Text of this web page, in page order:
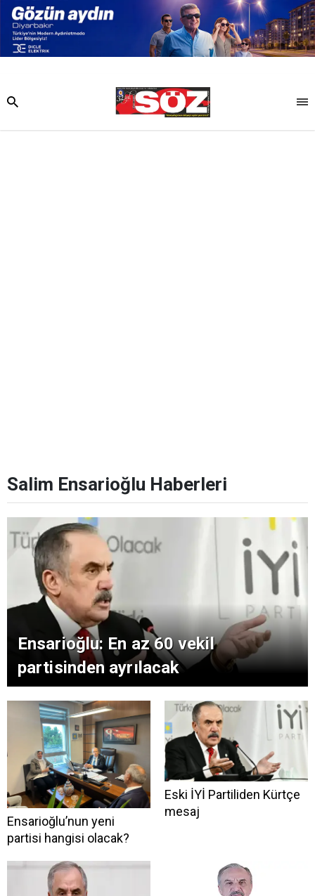
Salim Ensarioğlu Haberleri
Ensarioğlu: En az 60 vekil
partisinden ayrılacak
Ensarioğlu’nun yeni
partisi hangisi olacak?
Eski İYİ Partiliden Kürtçe
mesaj